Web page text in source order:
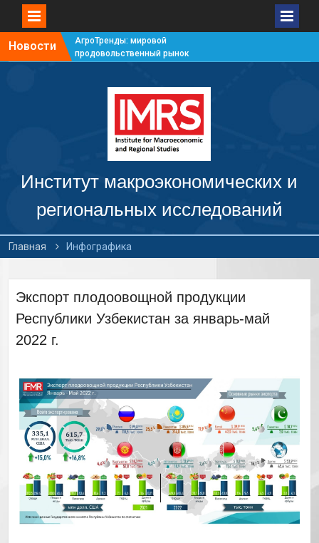
Новости
АгроТренды: мировой
продовольственный рынок
продовольственный рынок
АгроТренды: мировой
продовольственный рынок
АгроТренды: мировой
#4
Институт макроэкономических и
региональных исследований
Главная Инфографика
Экспорт плодоовощной продукции
Республики Узбекистан за январь-май
2022 г.